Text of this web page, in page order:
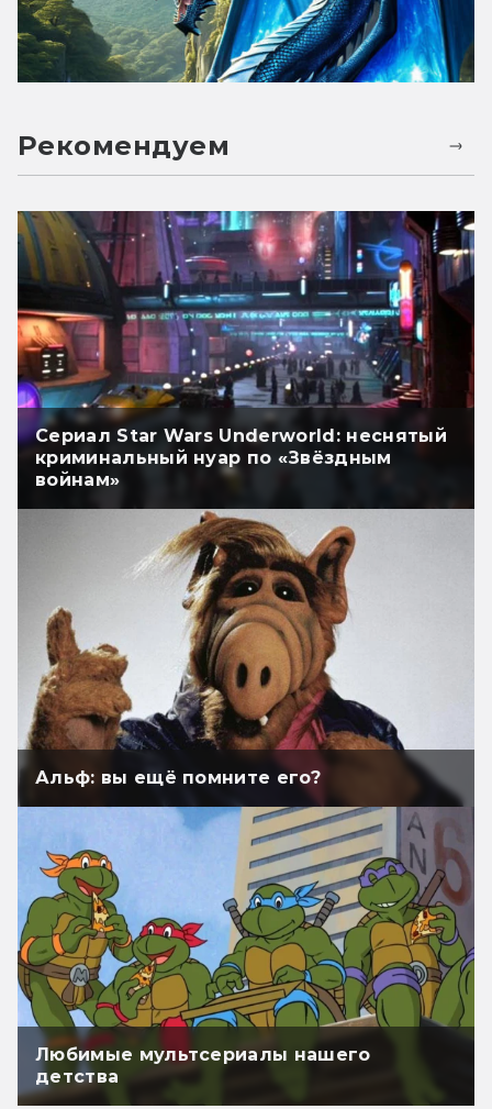
Рекомендуем
Сериал Star Wars Underworld: неснятый
криминальный нуар по «Звёздным
войнам»
Альф: вы ещё помните его?
Любимые мультсериалы нашего
детства